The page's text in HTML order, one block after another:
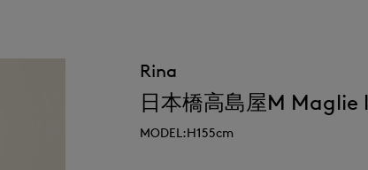
Rina
日本橋高島屋M
MODEL:H155cm